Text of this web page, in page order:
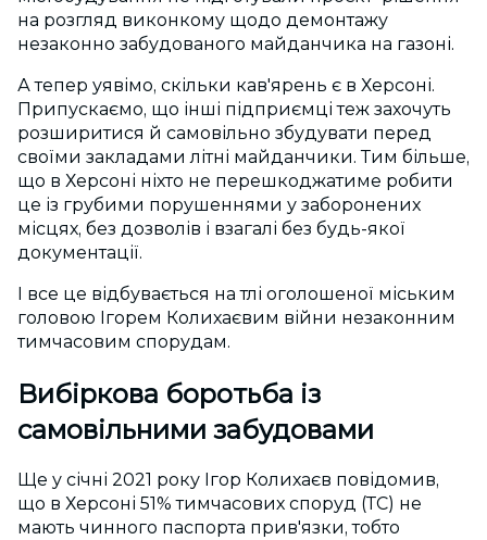
на розгляд виконкому щодо демонтажу
незаконно забудованого майданчика на газоні.
А тепер уявімо, скільки кав'ярень є в Херсоні.
Припускаємо, що інші підприємці теж захочуть
розширитися й самовільно збудувати перед
своїми закладами літні майданчики. Тим більше,
що в Херсоні ніхто не перешкоджатиме робити
це із грубими порушеннями у заборонених
місцях, без дозволів і взагалі без будь-якої
документації.
І все це відбувається на тлі оголошеної міським
головою Ігорем Колихаєвим війни незаконним
тимчасовим спорудам.
Вибіркова боротьба із
самовільними забудовами
Ще у січні 2021 року Ігор Колихаєв повідомив,
що в Херсоні 51% тимчасових споруд (ТС) не
мають чинного паспорта прив'язки, тобто